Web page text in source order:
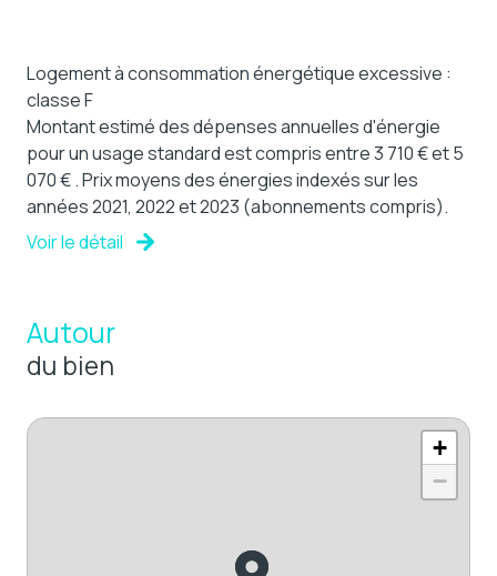
Logement à consommation énergétique excessive :
classe F
Montant estimé des dépenses annuelles d'énergie
pour un usage standard est compris entre 3 710 € et 5
070 € . Prix moyens des énergies indexés sur les
années 2021, 2022 et 2023 (abonnements compris).
Voir le détail
Autour
du bien
+
−